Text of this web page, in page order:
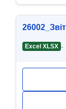
Excel XLSX -